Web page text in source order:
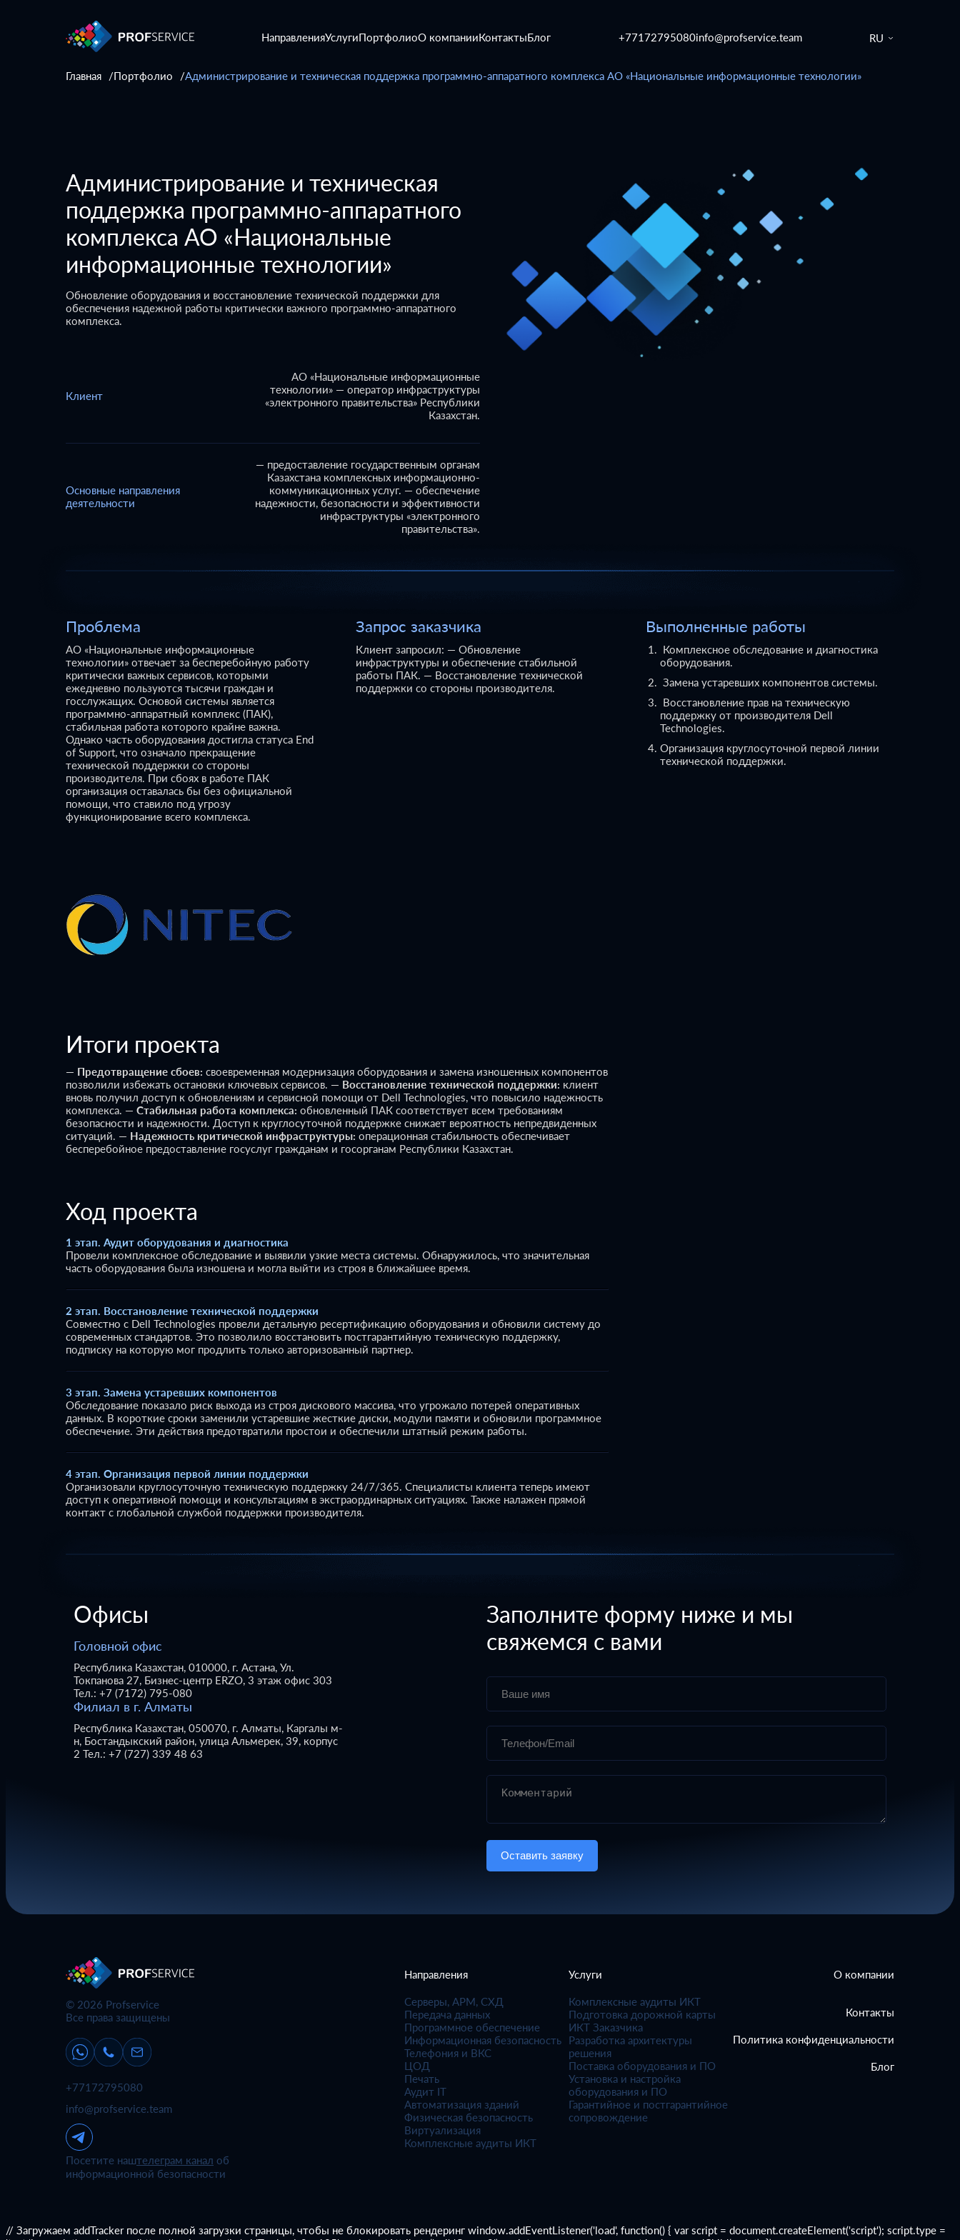
НаправленияУслугиПортфолиоО компанииКонтактыБлог +77172795080info@profservice.team RU
Главная Портфолио Администрирование и техническая поддержка программно-аппаратного комплекса АО «Национальные информационные технологии»
Администрирование и техническая
поддержка программно-аппаратного
комплекса АО «Национальные
информационные технологии»
Обновление оборудования и восстановление технической поддержки для
обеспечения надежной работы критически важного программно-аппаратного
комплекса.
Клиент
АО «Национальные информационные
технологии» — оператор инфраструктуры
«электронного правительства» Республики
Казахстан.
Основные направления
деятельности
— предоставление государственным органам
Казахстана комплексных информационно-
коммуникационных услуг. — обеспечение
надежности, безопасности и эффективности
инфраструктуры «электронного
правительства».
Проблема
АО «Национальные информационные
технологии» отвечает за бесперебойную работу
критически важных сервисов, которыми
ежедневно пользуются тысячи граждан и
госслужащих. Основой системы является
программно-аппаратный комплекс (ПАК),
стабильная работа которого крайне важна.
Однако часть оборудования достигла статуса End
of Support, что означало прекращение
технической поддержки со стороны
производителя. При сбоях в работе ПАК
организация оставалась бы без официальной
помощи, что ставило под угрозу
функционирование всего комплекса.
Запрос заказчика
Клиент запросил: — Обновление
инфраструктуры и обеспечение стабильной
работы ПАК. — Восстановление технической
поддержки со стороны производителя.
Выполненные работы
Комплексное обследование и диагностика
оборудования.
Замена устаревших компонентов системы.
Восстановление прав на техническую
поддержку от производителя Dell
Technologies.
Организация круглосуточной первой линии
технической поддержки.
Итоги проекта
— Предотвращение сбоев: своевременная модернизация оборудования и замена изношенных компонентов
позволили избежать остановки ключевых сервисов. — Восстановление технической поддержки: клиент
вновь получил доступ к обновлениям и сервисной помощи от Dell Technologies, что повысило надежность
комплекса. — Стабильная работа комплекса: обновленный ПАК соответствует всем требованиям
безопасности и надежности. Доступ к круглосуточной поддержке снижает вероятность непредвиденных
ситуаций. — Надежность критической инфраструктуры: операционная стабильность обеспечивает
бесперебойное предоставление госуслуг гражданам и госорганам Республики Казахстан.
Ход проекта
1 этап. Аудит оборудования и диагностика
Провели комплексное обследование и выявили узкие места системы. Обнаружилось, что значительная
часть оборудования была изношена и могла выйти из строя в ближайшее время.
2 этап. Восстановление технической поддержки
Совместно с Dell Technologies провели детальную ресертификацию оборудования и обновили систему до
современных стандартов. Это позволило восстановить постгарантийную техническую поддержку,
подписку на которую мог продлить только авторизованный партнер.
3 этап. Замена устаревших компонентов
Обследование показало риск выхода из строя дискового массива, что угрожало потерей оперативных
данных. В короткие сроки заменили устаревшие жесткие диски, модули памяти и обновили программное
обеспечение. Эти действия предотвратили простои и обеспечили штатный режим работы.
4 этап. Организация первой линии поддержки
Организовали круглосуточную техническую поддержку 24/7/365. Специалисты клиента теперь имеют
доступ к оперативной помощи и консультациям в экстраординарных ситуациях. Также налажен прямой
контакт с глобальной службой поддержки производителя.
Офисы
Головной офис
Республика Казахстан, 010000, г. Астана, Ул.
Токпанова 27, Бизнес-центр ERZO, 3 этаж офис 303
Тел.: +7 (7172) 795-080
Филиал в г. Алматы
Республика Казахстан, 050070, г. Алматы, Каргалы м-
н, Бостандыкский район, улица Альмерек, 39, корпус
2 Тел.: +7 (727) 339 48 63
Заполните форму ниже и мы
свяжемся с вами
Оставить заявку
© 2026 Profservice
Все права защищены
+77172795080
info@profservice.team
Посетите наштелеграм канал об
информационной безопасности
Направления
Серверы, АРМ, СХД
Передача данных
Программное обеспечение
Информационная безопасность
Телефония и ВКС
ЦОД
Печать
Аудит IT
Автоматизация зданий
Физическая безопасность
Виртуализация
Комплексные аудиты ИКТ
Услуги
Комплексные аудиты ИКТ
Подготовка дорожной карты
ИКТ Заказчика
Разработка архитектуры
решения
Поставка оборудования и ПО
Установка и настройка
оборудования и ПО
Гарантийное и постгарантийное
сопровождение
О компании
Контакты
Политика конфиденциальности
Блог
// Загружаем addTracker после полной загрузки страницы, чтобы не блокировать рендеринг window.addEventListener('load', function() { var script = document.createElement('script'); script.type =